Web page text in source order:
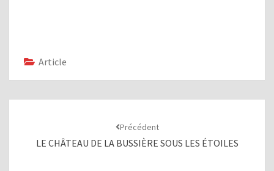
Article
Précédent
LE CHÂTEAU DE LA BUSSIÈRE SOUS LES ÉTOILES